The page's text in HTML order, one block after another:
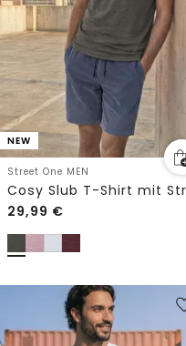
NEW
Street One MEN
29,99 €